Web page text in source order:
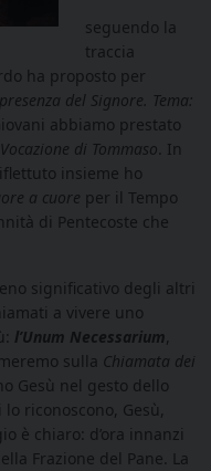
seguendo la
traccia
ha proposto per
del Signore. Tema:
abbiamo prestato
Vocazione di Tommaso . In
insieme ho
a cuore per il Tempo
di Pentecoste che
significativo degli altri
a vivere uno
l’Unum Necessarium,
sulla Chiamata dei
Gesù nel gesto dello
riconoscono, Gesù,
è chiaro: d’ora innanzi
Frazione del Pane. La